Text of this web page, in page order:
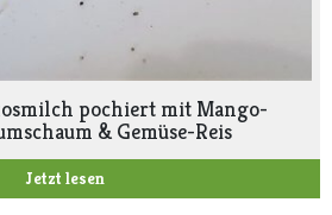
pochiert mit Mango-
& Gemüse-Reis
Jetzt lesen